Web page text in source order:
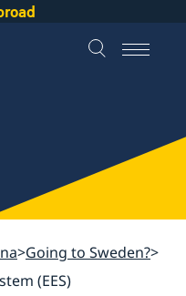
Going to Sweden?
(EES)